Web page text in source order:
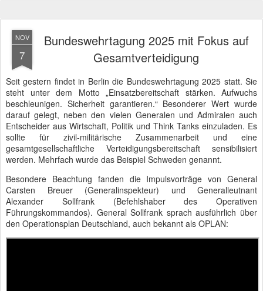
NOV
7
Bundeswehrtagung 2025 mit Fokus auf
Gesamtverteidigung
Seit gestern findet in Berlin die Bundeswehrtagung 2025 statt. Sie
steht unter dem Motto „Einsatzbereitschaft stärken. Aufwuchs
beschleunigen. Sicherheit garantieren.“ Besonderer Wert wurde
darauf gelegt, neben den vielen Generalen und Admiralen auch
Entscheider aus Wirtschaft, Politik und Think Tanks einzuladen. Es
sollte für zivil-militärische Zusammenarbeit und eine
gesamtgesellschaftliche Verteidigungsbereitschaft sensibilisiert
werden. Mehrfach wurde das Beispiel Schweden genannt.
Besondere Beachtung fanden die Impulsvorträge von General
Carsten Breuer (Generalinspekteur) und Generalleutnant
Alexander Sollfrank (Befehlshaber des Operativen
Führungskommandos). General Sollfrank sprach ausführlich über
den Operationsplan Deutschland, auch bekannt als OPLAN: